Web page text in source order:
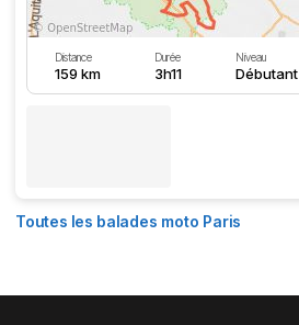
Distance
159 km
Durée
3h11
Niveau
Débutant
Toutes les balades moto Paris